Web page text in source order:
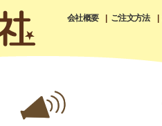
会社概要 ご注文方法